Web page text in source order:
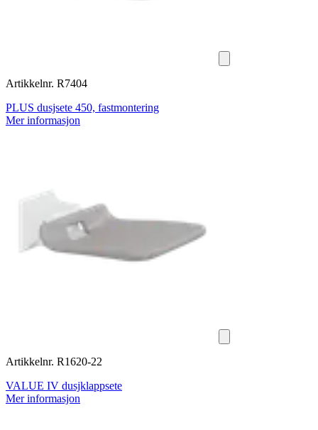
Artikkelnr. R7404
PLUS dusjsete 450, fastmontering
Mer informasjon
Artikkelnr. R1620-22
VALUE IV dusjklappsete
Mer informasjon